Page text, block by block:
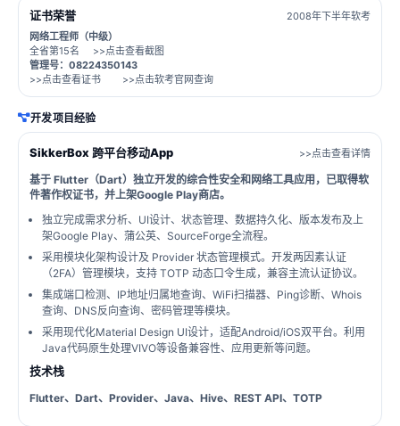
证书荣誉
2008年下半年软考
网络工程师（中级）
全省第15名 >>点击查看截图
管理号：08224350143
>>点击查看证书
>>点击软考官网查询
开发项目经验
SikkerBox 跨平台移动App >>点击查看详情
基于 Flutter（Dart）独立开发的综合性安全和网络工具应用，已取得软
件著作权证书，并上架Google Play商店。
独立完成需求分析、UI设计、状态管理、数据持久化、版本发布及上
架Google Play、蒲公英、SourceForge全流程。
采用模块化架构设计及 Provider 状态管理模式。开发两因素认证
（2FA）管理模块，支持 TOTP 动态口令生成，兼容主流认证协议。
集成端口检测、IP地址归属地查询、WiFi扫描器、Ping诊断、Whois
查询、DNS反向查询、密码管理等模块。
采用现代化Material Design UI设计，适配Android/iOS双平台。利用
Java代码原生处理VIVO等设备兼容性、应用更新等问题。
技术栈
Flutter、Dart、Provider、Java、Hive、REST API、TOTP